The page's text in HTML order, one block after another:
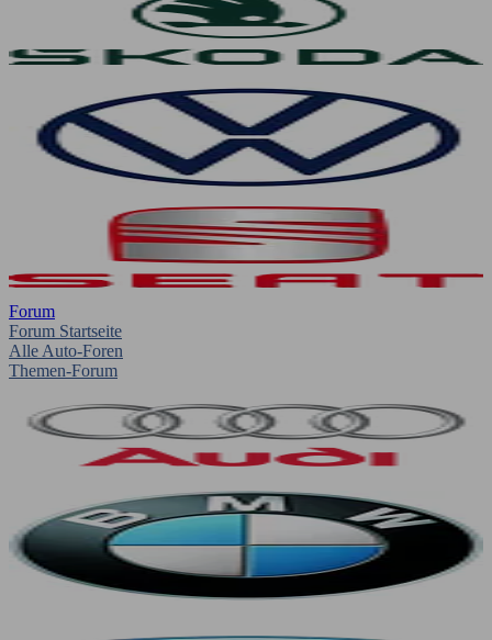
Forum
Forum Startseite
Alle Auto-Foren
Themen-Forum